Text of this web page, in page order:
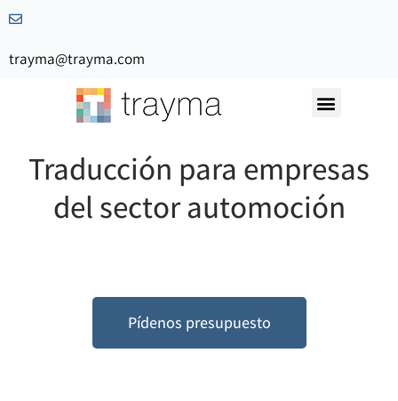
trayma@trayma.com
Traducción para empresas
del sector automoción
Pídenos presupuesto